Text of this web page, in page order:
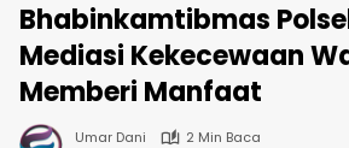
Bhabinkamtibmas
Mediasi Kekecewaan
Memberi Manfaat
Umar Dani
2 Min Baca